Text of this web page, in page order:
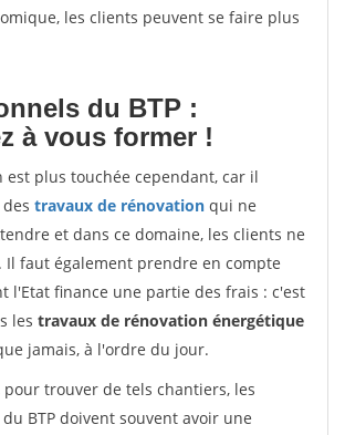
les clients peuvent se faire plus
du BTP :
à vous former !
est plus touchée cependant, car il
travaux de rénovation qui ne
et dans ce domaine, les clients ne
Il faut également prendre en compte
l'Etat finance une partie des frais : c'est
les travaux de rénovation énergétique
jamais, à l'ordre du jour.
trouver de tels chantiers, les
BTP doivent souvent avoir une